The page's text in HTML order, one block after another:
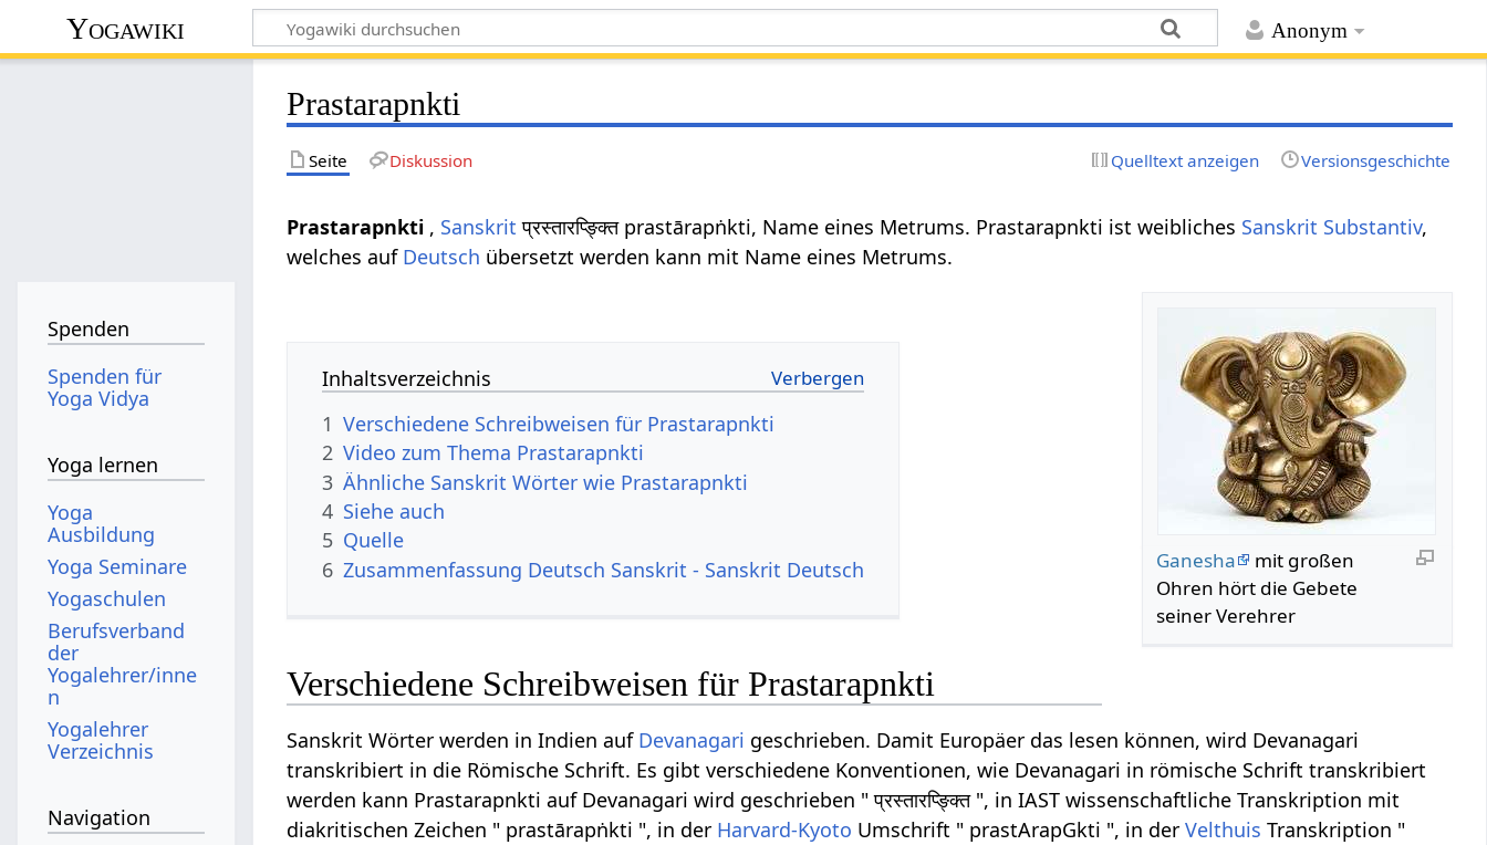
Anonym
Yogawiki
Prastarapnkti
Seite Diskussion Quelltext anzeigen Versionsgeschichte
Prastarapnkti , Sanskrit प्रस्तारप्ङ्क्ति prastārapṅkti, Name eines Metrums. Prastarapnkti ist weibliches Sanskrit Substantiv,
welches auf Deutsch übersetzt werden kann mit Name eines Metrums.
Ganesha
mit großen
Ohren hört die Gebete
seiner Verehrer
Inhaltsverzeichnis
1 Verschiedene Schreibweisen für Prastarapnkti
2 Video zum Thema Prastarapnkti
3 Ähnliche Sanskrit Wörter wie Prastarapnkti
4 Siehe auch
5 Quelle
6 Zusammenfassung Deutsch Sanskrit - Sanskrit Deutsch
Verschiedene Schreibweisen für Prastarapnkti
Sanskrit Wörter werden in Indien auf Devanagari geschrieben. Damit Europäer das lesen können, wird Devanagari
transkribiert in die Römische Schrift. Es gibt verschiedene Konventionen, wie Devanagari in römische Schrift transkribiert
werden kann Prastarapnkti auf Devanagari wird geschrieben " प्रस्तारप्ङ्क्ति ", in IAST wissenschaftliche Transkription mit
diakritischen Zeichen " prastārapṅkti ", in der Harvard-Kyoto Umschrift " prastArapGkti ", in derVelthuis Transkription "
Spenden
Spenden für
Yoga Vidya
Yoga lernen
Yoga
Ausbildung
Yoga Seminare
Yogaschulen
Berufsverband
der
Yogalehrer/inne
n
Yogalehrer
Verzeichnis
Navigation